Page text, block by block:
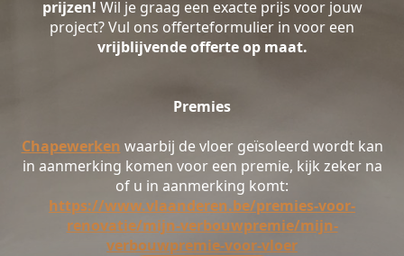
prijzen! Wil je graag een exacte prijs voor jouw
project? Vul ons offerteformulier in voor een
vrijblijvende offerte op maat.
Premies
Chapewerken waarbij de vloer geïsoleerd wordt kan
in aanmerking komen voor een premie, kijk zeker na
of u in aanmerking komt:
https://www.vlaanderen.be/premies-voor-
renovatie/mijn-verbouwpremie/mijn-
verbouwpremie-voor-vloer